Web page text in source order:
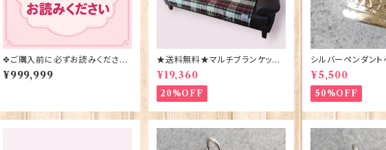
✥ご購入前に必ずお読みください
✥
¥999,999
★送料無料★マルチブランケット
【DRESS STEWART】Bronte b
y Moon 00185-B
¥19,360
20%OFF
シルバーペンダント
王冠 ORTAK
¥5,500
50%OFF